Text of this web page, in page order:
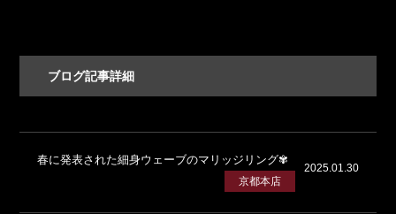
ブログ記事詳細
春に発表された細身ウェーブのマリッジリング✾
2025.01.30
京都本店